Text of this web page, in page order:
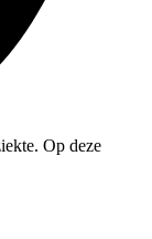
Op deze